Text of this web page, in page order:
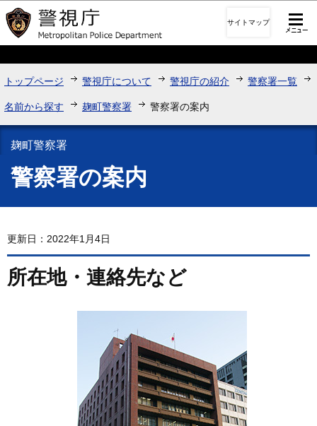
このページの本文へ移動
サイトマップ
トップページ 警視庁について 警視庁の紹介 警察署一覧
名前から探す 麹町警察署 警察署の案内
麹町警察署
警察署の案内
更新日：2022年1月4日
所在地・連絡先など